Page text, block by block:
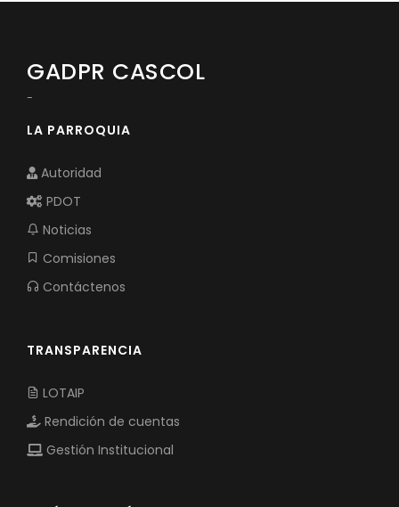
GADPR CASCOL
-
LA PARROQUIA
Autoridad
PDOT
Noticias
Comisiones
Contáctenos
TRANSPARENCIA
LOTAIP
Rendición de cuentas
Gestión Institucional